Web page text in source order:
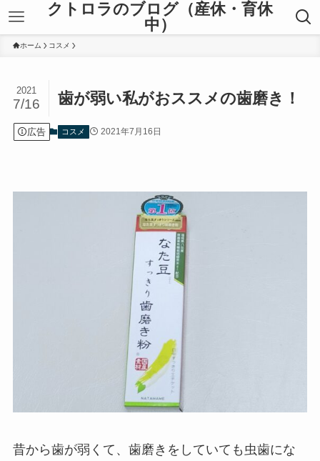
クトロラのブログ（産休・育休
中）
ホーム コスメ
歯が弱い私がおススメの歯磨き！
2021
7/16
広告 コスメ 2021年7月16日
昔から歯が弱くて、歯磨きをしていても虫歯にな